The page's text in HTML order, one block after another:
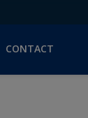
CONTACT